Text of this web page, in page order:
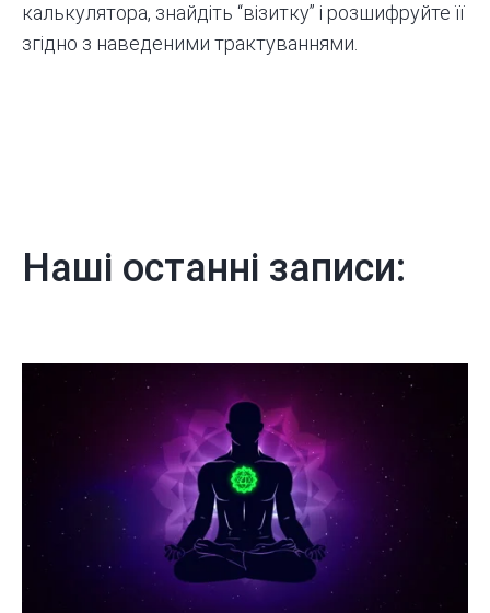
калькулятора, знайдіть “візитку” і розшифруйте її
згідно з наведеними трактуваннями.
Наші останні записи: